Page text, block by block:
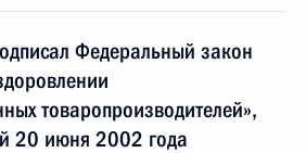
Федеральный закон
товаропроизводителей»,
20 июня 2002 года